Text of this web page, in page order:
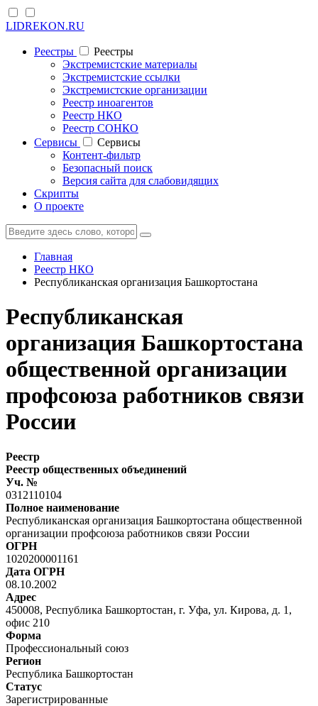
LIDREKON.RU
Реестры
Реестры
Экстремистские материалы
Экстремистские ссылки
Экстремистские организации
Реестр иноагентов
Реестр НКО
Реестр СОНКО
Cервисы
Cервисы
Контент-фильтр
Безопасный поиск
Версия сайта для слабовидящих
Скрипты
О проекте
Главная
Реестр НКО
Республиканская организация Башкортостана
Республиканская
организация Башкортостана
общественной организации
профсоюза работников связи
России
Реестр
Реестр общественных объединений
Уч. №
0312110104
Полное наименование
Республиканская организация Башкортостана общественной
организации профсоюза работников связи России
ОГРН
1020200001161
Дата ОГРН
08.10.2002
Адрес
450008, Республика Башкортостан, г. Уфа, ул. Кирова, д. 1,
офис 210
Форма
Профессиональный союз
Регион
Республика Башкортостан
Статус
Зарегистрированные